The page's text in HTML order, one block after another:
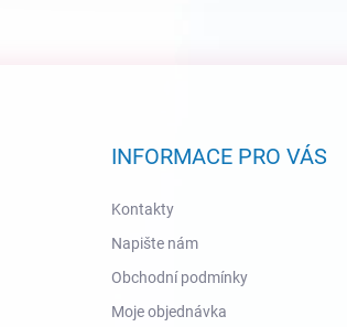
INFORMACE PRO VÁS
Kontakty
Napište nám
Obchodní podmínky
Moje objednávka